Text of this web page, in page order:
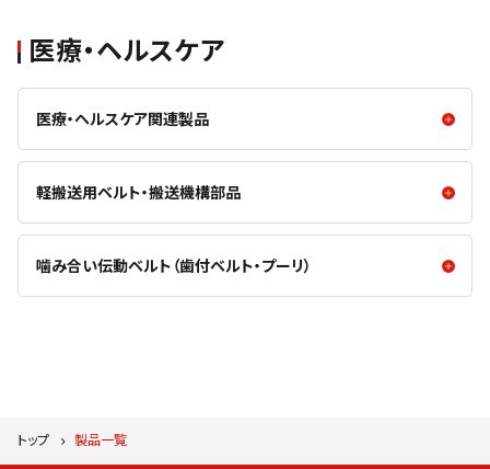
医療・ヘルスケア
医療・ヘルスケア関連製品
医療・ヘルスケア関連製品
軽搬送用ベルト・搬送機構部品
軽搬送用ベルト・搬送機構部品
噛み合い伝動ベルト（歯付ベルト・プーリ）
トップ
製品一覧